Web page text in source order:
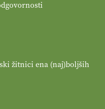
je vse bolj priljubljeno
#CAP
MonteMoro – ekološka
žitnici ena (naj)boljših